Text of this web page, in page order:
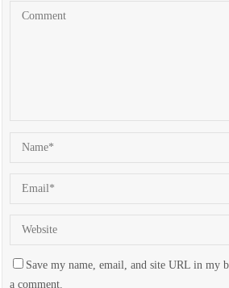
Save my name, email, and site URL in my
a comment.